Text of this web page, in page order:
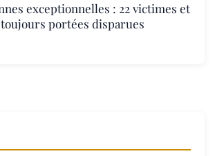
exceptionnelles : 22 victimes et
portées disparues